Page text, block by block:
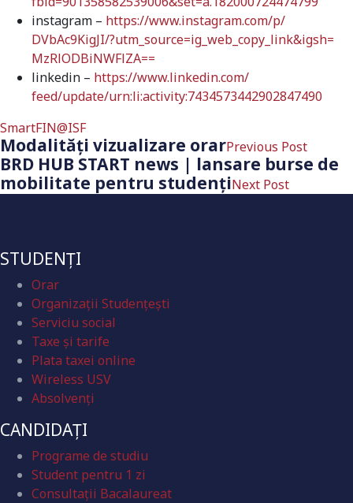
instagram – https://www.instagram.com/p/
DVbAc9KigJI/?utm_source=ig_ web_copy_link&igsh=
MzRlODBiNWFlZA==
linkedin – https://www.linkedin.com/
feed/update/urn:li:activity:7434573442902847490
SmartFIN@ISF
Modalităţi vizualizare orarPrevious Post
BRD HUB START news | lansare burse de
mobilitate pentru studențiNext Post
STUDENȚI
Orar
Organizaţii Studenţeşti
Serviciu social
Taxe și tarife
Plata taxei online
Wireless USV
Absolvenţi
CANDIDAȚI
Programe de studiu
Student pentru 1 zi
Consultații Bacalaureat